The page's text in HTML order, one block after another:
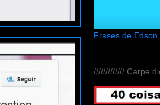
Frases de
///////////// Carpe